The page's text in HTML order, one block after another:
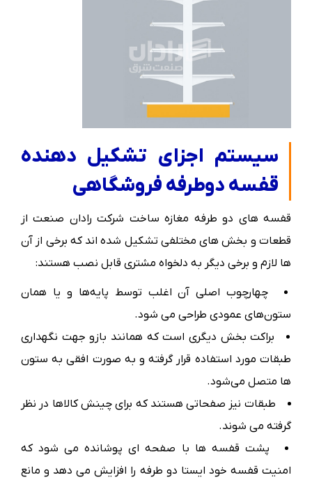
سیستم اجزای تشکیل دهنده
قفسه دوطرفه فروشگاهی
قفسه های دو طرفه مغازه ساخت شرکت رادان صنعت از
قطعات و بخش های مختلفی تشکیل شده اند که برخی از آن
ها لازم و برخی دیگر به دلخواه مشتری قابل نصب هستند:
چهارچوب اصلی آن اغلب توسط پایه‌ها و یا همان
ستون‌های عمودی طراحی می شود.
براکت بخش دیگری است که همانند بازو جهت نگهداری
طبقات مورد استفاده قرار گرفته و به صورت افقی به ستون
ها متصل می‌شود.
طبقات نیز صفحاتی هستند که برای چینش کالاها در نظر
گرفته می شوند.
پشت قفسه ها با صفحه ای پوشانده می شود که
امنیت قفسه خود ایستا دو طرفه را افزایش می دهد و مانع